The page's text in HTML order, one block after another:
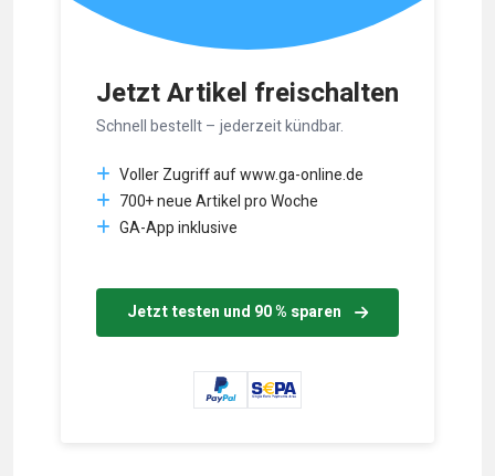
Jetzt Artikel freischalten
Schnell bestellt – jederzeit kündbar.
Voller Zugriff auf www.ga-online.de
700+ neue Artikel pro Woche
GA-App inklusive
Jetzt testen und 90 % sparen